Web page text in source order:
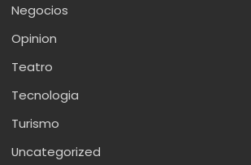
Negocios
Opinion
Teatro
Tecnologia
Turismo
Uncategorized